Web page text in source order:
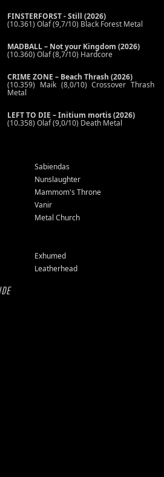
FINSTERFORST - Still (2026)
(10.361) Olaf (9,7/10) Black Forest Metal
MADBALL – Not your Kingdom (2026)
(10.360) Olaf (8,7/10) Hardcore
CRIME ZONE – Beach Thrash (2026)
(10.359) Maik (8,0/10) Crossover Thrash
Metal
LEFT TO DIE – Initium mortis (2026)
(10.358) Olaf (9,0/10) Death Metal
Sabiendas
Nunslaughter
Mammom's Throne
Vanir
Metal Church
Exhumed
Leatherhead